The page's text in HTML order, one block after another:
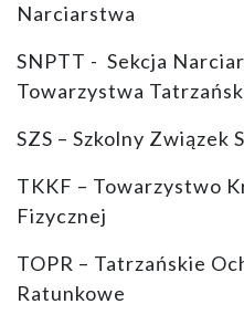
Narciarstwa
SNPTT - Sekcja
Towarzystwa
SZS – Szkolny Związek
TKKF – Towarzystwo
Fizycznej
TOPR – Tatrzańskie
Ratunkowe